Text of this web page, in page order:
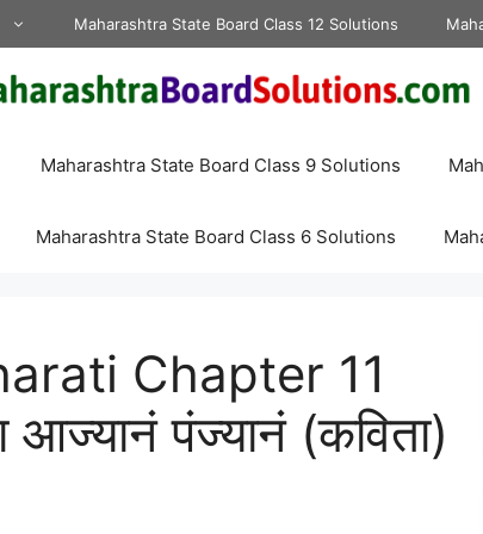
Maharashtra State Board Class 12 Solutions
Maharashtra State Board Class 9 Solutions
Maharashtra State Board Class 6 Solutions
Chapter 11
पंज्यानं (कविता)